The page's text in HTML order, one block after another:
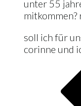
unter 55
mitkommen?
soll ich für
corinne und